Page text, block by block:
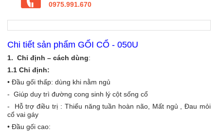
0975.991.670
Chi tiết sản phẩm GỐI CỔ - 050U
1. Chỉ định – cách dùng:
1.1 Chỉ định:
• Đầu gối thấp: dùng khi nằm ngủ
- Giúp duy trì đường cong sinh lý cột sống cổ
- Hỗ trợ điều trị : Thiểu năng tuần hoàn não, Mất ngủ , Đau mỏi
cổ vai gáy
• Đầu gối cao: